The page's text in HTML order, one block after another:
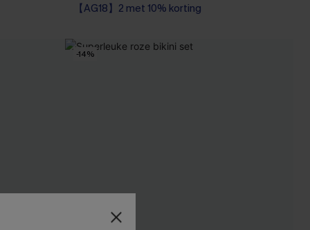
【AG18】2 met 10% korting
-14%